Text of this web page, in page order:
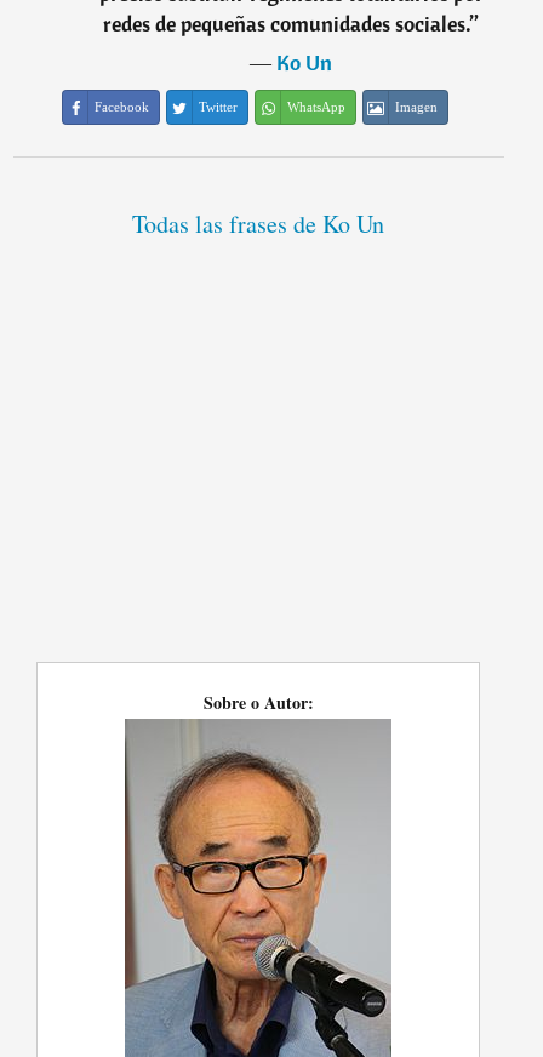
redes de pequeñas comunidades sociales.”
―Ko Un
Facebook Twitter WhatsApp Imagen
Todas las frases de Ko Un
Sobre o Autor: